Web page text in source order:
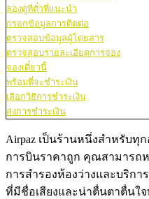
ลองดูที่ตั๋วที่แนะนำ
กรอกข้อมูลการติดต่อ
ตรวจสอบข้อมูลผู้โดยสาร
ตรวจสอบรายละเอียดการจอง
จองเดี๋ยวนี้
พร้อมที่จะชำระเงิน
เลือกวิธีการชำระเงิน
ส่งการชำระเงิน
Airpaz เป็นร้านหนึ่งสำหรับทุ
การบินราคาถูก คุณสามารถ
การสำรองห้องว่างและบริกา
ที่มีชื่อเสียงและน่าตื่นตาตื่นใ